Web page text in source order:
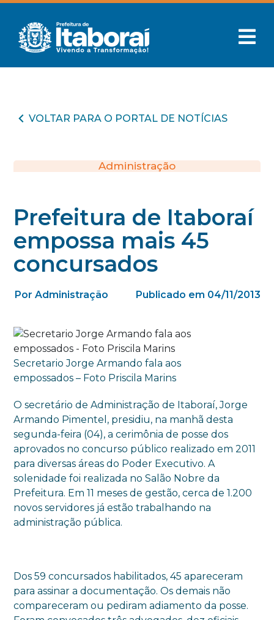
VOLTAR PARA O PORTAL DE NOTÍCIAS
Administração
Prefeitura de Itaboraí
empossa mais 45
concursados
Por Administração Publicado em 04/11/2013
Secretario Jorge Armando fala aos
empossados – Foto Priscila Marins
O secretário de Administração de Itaboraí, Jorge
Armando Pimentel, presidiu, na manhã desta
segunda-feira (04), a cerimônia de posse dos
aprovados no concurso público realizado em 2011
para diversas áreas do Poder Executivo. A
solenidade foi realizada no Salão Nobre da
Prefeitura. Em 11 meses de gestão, cerca de 1.200
novos servidores já estão trabalhando na
administração pública.
Dos 59 concursados habilitados, 45 apareceram
para assinar a documentação. Os demais não
compareceram ou pediram adiamento da posse.